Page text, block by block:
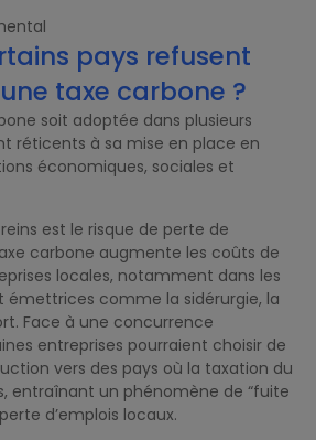
pays refusent
taxe carbone ?
soit adoptée dans plusieurs
réticents à sa mise en place en
économiques, sociales et
est le risque de perte de
carbone augmente les coûts de
locales, notamment dans les
comme la sidérurgie, la
Face à une concurrence
entreprises pourraient choisir de
vers des pays où la taxation du
entraînant un phénomène de “fuite
d’emplois locaux.